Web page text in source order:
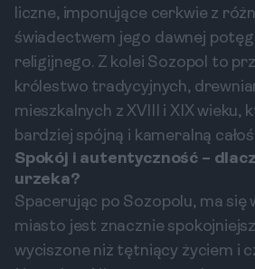
liczne, imponujące cerkwie z
świadectwem jego dawnej
religijnego. Z kolei Sozopol to
królestwo tradycyjnych,
mieszkalnych z XVIII i XIX wieku,
bardziej spójną i kameralną
Spokój i autentyczność –
urzeka?
Spacerując po Sozopolu, ma się
miasto jest znacznie
wyciszone niż tętniący życiem i